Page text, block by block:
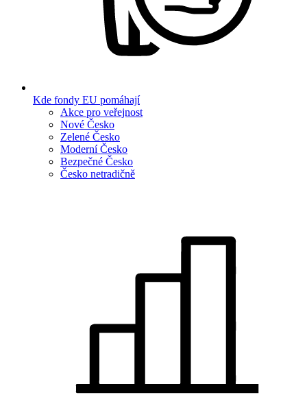
Kde fondy EU pomáhají
Akce pro veřejnost
Nové Česko
Zelené Česko
Moderní Česko
Bezpečné Česko
Česko netradičně